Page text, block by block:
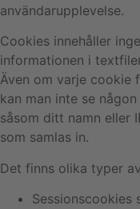
användarupplevelse.
Cookies innehåller
informationen i
Även om varje cookie
kan man inte se
såsom ditt namn eller
som samlas in.
Det finns olika typer